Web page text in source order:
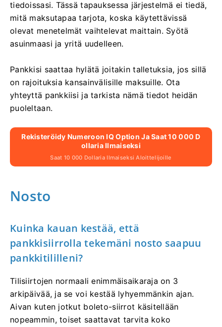
tiedoissasi. Tässä tapauksessa järjestelmä ei tiedä,
mitä maksutapaa tarjota, koska käytettävissä
olevat menetelmät vaihtelevat maittain. Syötä
asuinmaasi ja yritä uudelleen.
Pankkisi saattaa hylätä joitakin talletuksia, jos sillä
on rajoituksia kansainvälisille maksuille. Ota
yhteyttä pankkiisi ja tarkista nämä tiedot heidän
puoleltaan.
Rekisteröidy Numeroon IQ Option Ja Saat 10 000 D
Ollaria Ilmaiseksi
Saat 10 000 Dollaria Ilmaiseksi Aloittelijoille
Nosto
Kuinka kauan kestää, että
pankkisiirrolla tekemäni nosto saapuu
pankkitililleni?
Tilisiirtojen normaali enimmäisaikaraja on 3
arkipäivää, ja se voi kestää lyhyemmänkin ajan.
Aivan kuten jotkut boleto-siirrot käsitellään
nopeammin, toiset saattavat tarvita koko